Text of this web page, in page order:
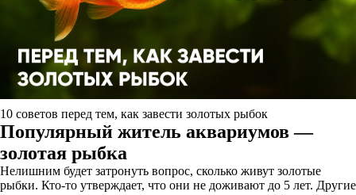
10 советов перед тем, как завести золотых рыбок
Популярный житель аквариумов —
золотая рыбка
Нелишним будет затронуть вопрос, сколько живут золотые
рыбки. Кто-то утверждает, что они не доживают до 5 лет. Другие